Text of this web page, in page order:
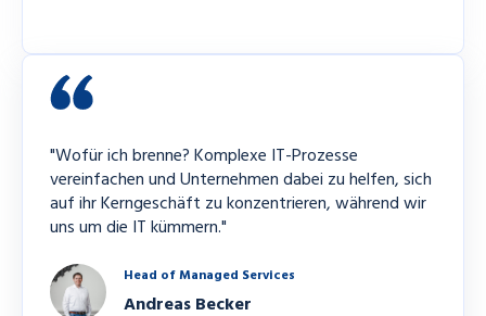
"Wofür ich brenne? Komplexe IT-Prozesse
vereinfachen und Unternehmen dabei zu helfen, sich
auf ihr Kerngeschäft zu konzentrieren, während wir
uns um die IT kümmern."
Head of Managed Services
Andreas Becker